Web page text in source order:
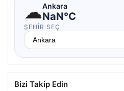
☁Ankara
NaN°C
ŞEHIR SEÇ
Bizi Takip Edin